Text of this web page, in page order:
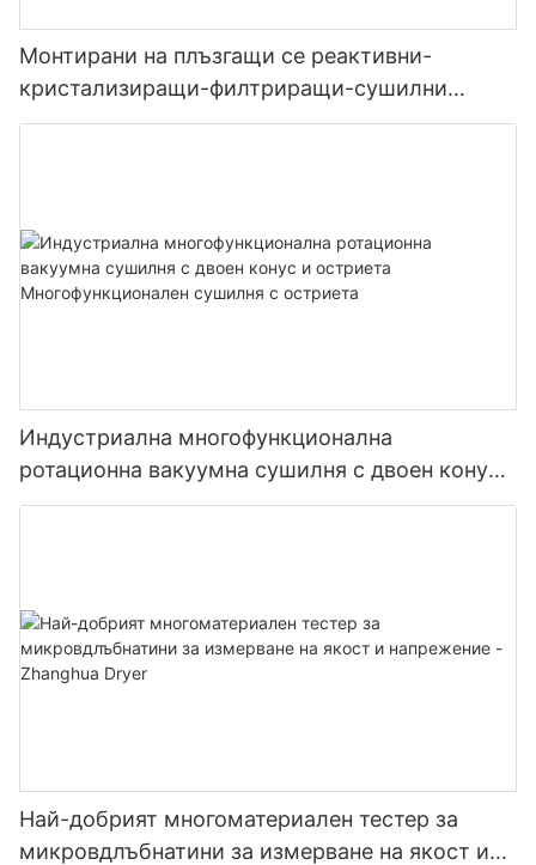
Монтирани на плъзгащи се реактивни-
кристализиращи-филтриращи-сушилни
производствени системи
Индустриална многофункционална
ротационна вакуумна сушилня с двоен конус
и остриета Многофункционален сушилня с
Най-добрият многоматериален тестер за
микровдлъбнатини за измерване на якост и